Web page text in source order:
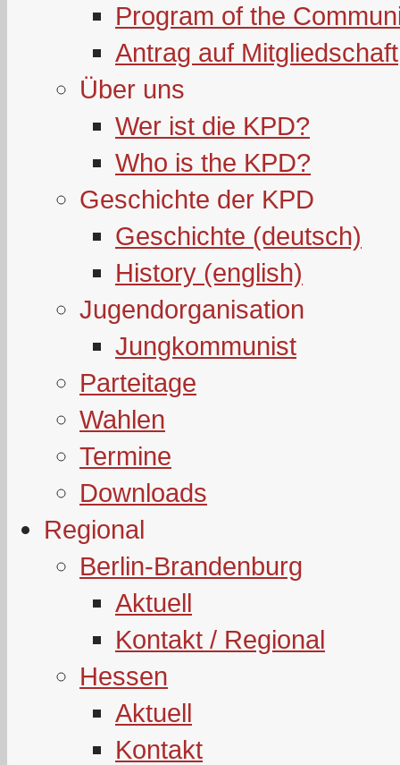
Program of the
Antrag auf Mitgliedschaft
Über uns
Wer ist die KPD?
Who is the KPD?
Geschichte der KPD
Geschichte (deutsch)
History (english)
Jugendorganisation
Jungkommunist
Parteitage
Wahlen
Termine
Downloads
Regional
Berlin-Brandenburg
Aktuell
Kontakt / Regional
Hessen
Aktuell
Kontakt